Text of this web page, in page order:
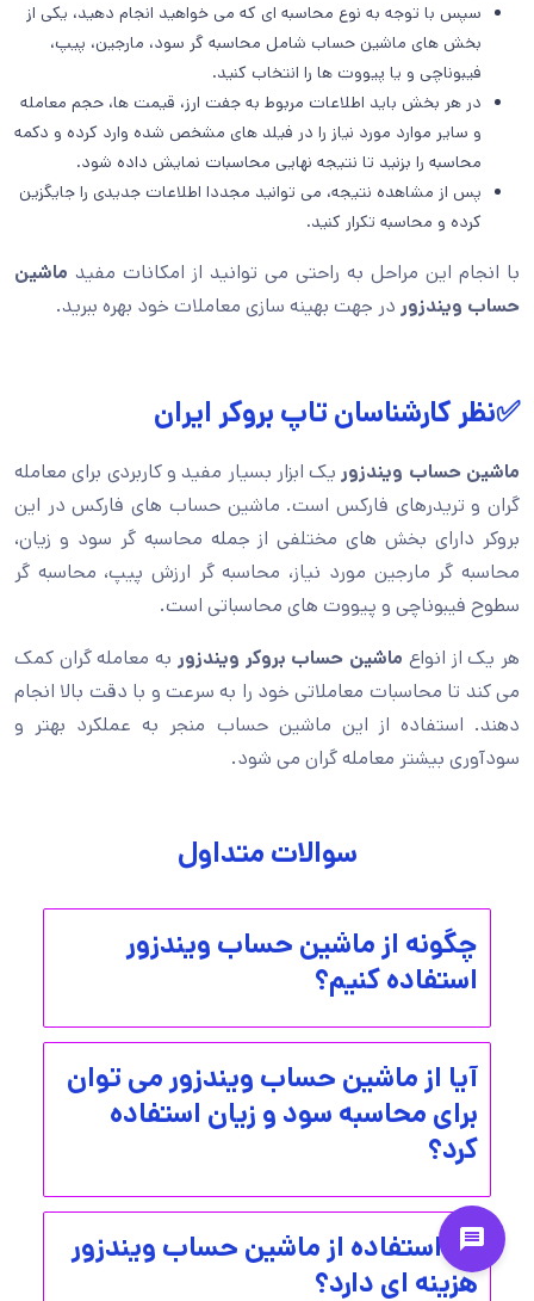
سپس با توجه به نوع محاسبه ای که می خواهید انجام دهید، یکی از
بخش های ماشین حساب شامل محاسبه گر سود، مارجین، پیپ،
فیبوناچی و یا پیووت ها را انتخاب کنید.
در هر بخش باید اطلاعات مربوط به جفت ارز، قیمت ها، حجم معامله
و سایر موارد مورد نیاز را در فیلد های مشخص شده وارد کرده و دکمه
محاسبه را بزنید تا نتیجه نهایی محاسبات نمایش داده شود.
پس از مشاهده نتیجه، می توانید مجددا اطلاعات جدیدی را جایگزین
کرده و محاسبه تکرار کنید.
با انجام این مراحل به راحتی می توانید از امکانات مفید ماشین
حساب ویندزور در جهت بهینه سازی معاملات خود بهره ببرید.
✅نظر کارشناسان تاپ بروکر ایران
ماشین حساب ویندزوریک ابزار بسیار مفید و کاربردی برای معامله
گران و تریدرهای فارکس است. ماشین حساب های فارکس در این
بروکر دارای بخش های مختلفی از جمله محاسبه گر سود و زیان،
محاسبه گر مارجین مورد نیاز، محاسبه گر ارزش پیپ، محاسبه گر
سطوح فیبوناچی و پیووت های محاسباتی است.
هر یک از انواع ماشین حساب بروکر ویندزور به معامله گران کمک
می کند تا محاسبات معاملاتی خود را به سرعت و با دقت بالا انجام
دهند. استفاده از این ماشین حساب منجر به عملکرد بهتر و
سودآوری بیشتر معامله گران می شود.
سوالات متداول
چگونه از ماشین حساب ویندزور
استفاده کنیم؟
آیا از ماشین حساب ویندزور می توان
برای محاسبه سود و زیان استفاده
کرد؟
آیا استفاده از ماشین حساب ویندزور
هزینه ای دارد؟